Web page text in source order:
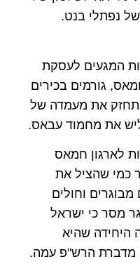
נפתלי בנט.
המגעים לעסקת
גורמים בכירים
תחזק את מעמדה של
את מחמוד עבאס.
לארגון חמאס
כמי שהציל את
וחולים
מסר כי ישראל
היחידה שהיא
מדברת הרש"פ עמה.